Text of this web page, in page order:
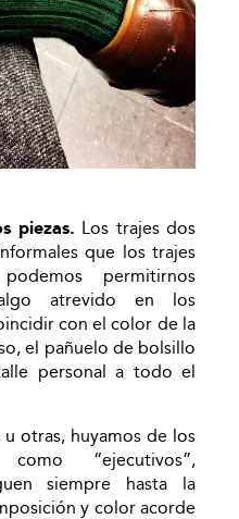
piezas. Los trajes dos
que los trajes
permitirnos
atrevido en los
con el color de la
el pañuelo de bolsillo
personal a todo el
otras, huyamos de los
“ejecutivos”,
siempre hasta la
y color acorde